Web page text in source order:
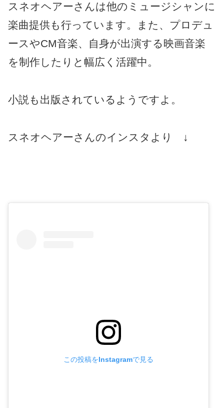
スネオヘアーさんは他のミュージシャンに
楽曲提供も行っています。また、プロデュ
ースやCM音楽、自身が出演する映画音楽
を制作したりと幅広く活躍中。
小説も出版されているようですよ。
スネオヘアーさんのインスタより ↓
この投稿をInstagramで見る